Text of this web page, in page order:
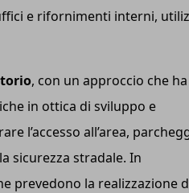
e rifornimenti interni,
, con un approccio che ha
in ottica di sviluppo e
l’accesso all’area,
sicurezza stradale. In
prevedono la realizzazione